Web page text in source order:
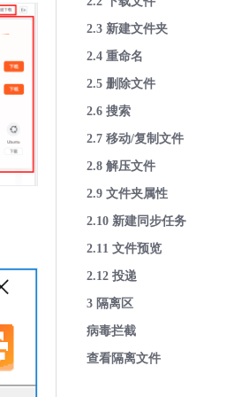
2.3 新建文件夹
2.4 重命名
2.5 删除文件
2.6 搜索
2.7 移动/复制文件
2.8 解压文件
2.9 文件夹属性
2.10 新建同步任务
2.11 文件预览
2.12 投递
3 隔离区
病毒拦截
查看隔离文件